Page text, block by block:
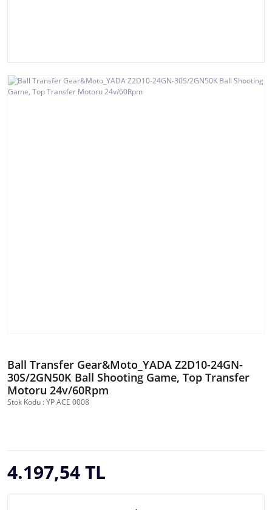
Ball Transfer Gear&Moto_YADA Z2D10-24GN-
30S/2GN50K Ball Shooting Game, Top Transfer
Motoru 24v/60Rpm
Stok Kodu : YP ACE 0008
4.197,54 TL